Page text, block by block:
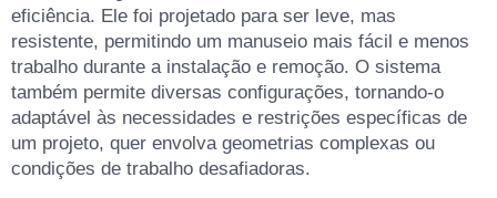
eficiência. Ele foi projetado para ser leve, mas
resistente, permitindo um manuseio mais fácil e menos
trabalho durante a instalação e remoção. O sistema
também permite diversas configurações, tornando-o
adaptável às necessidades e restrições específicas de
um projeto, quer envolva geometrias complexas ou
condições de trabalho desafiadoras.